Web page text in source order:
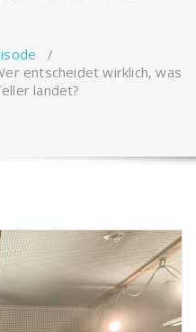
/
entscheidet wirklich, was
landet?